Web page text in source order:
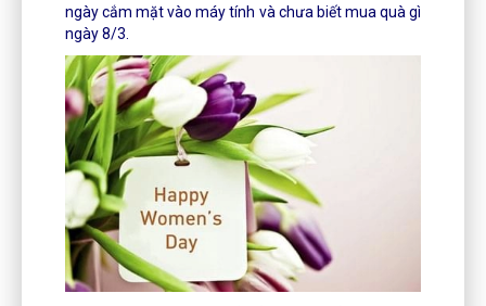
ngày cắm mặt vào máy tính và chưa biết mua quà gì
ngày 8/3.